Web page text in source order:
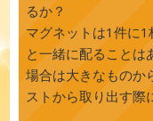
るか？
マグネットは1件に
と一緒に配ることは
場合は大きなものか
ストから取り出す際